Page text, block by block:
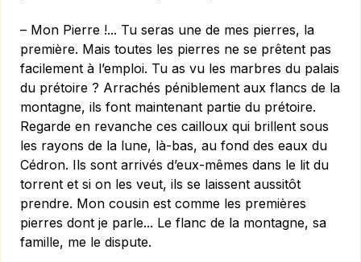
– Mon Pierre !... Tu seras une de mes pierres, la
première. Mais toutes les pierres ne se prêtent pas
facilement à l’emploi. Tu as vu les marbres du palais
du prétoire ? Arrachés péniblement aux flancs de la
montagne, ils font maintenant partie du prétoire.
Regarde en revanche ces cailloux qui brillent sous
les rayons de la lune, là-bas, au fond des eaux du
Cédron. Ils sont arrivés d’eux-mêmes dans le lit du
torrent et si on les veut, ils se laissent aussitôt
prendre. Mon cousin est comme les premières
pierres dont je parle... Le flanc de la montagne, sa
famille, me le dispute.